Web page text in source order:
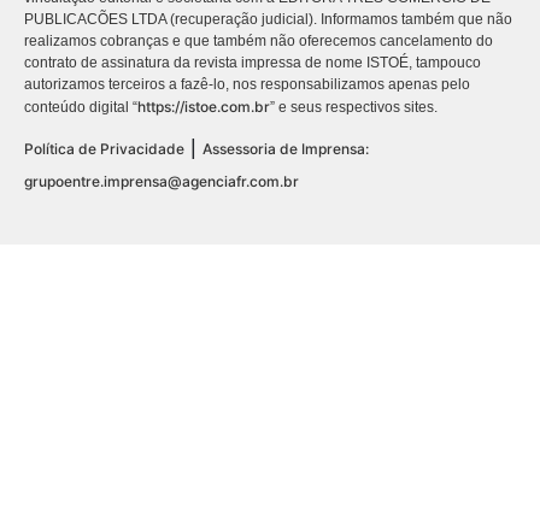
PUBLICACÕES LTDA (recuperação judicial). Informamos também que não
realizamos cobranças e que também não oferecemos cancelamento do
contrato de assinatura da revista impressa de nome ISTOÉ, tampouco
autorizamos terceiros a fazê-lo, nos responsabilizamos apenas pelo
conteúdo digital “https://istoe.com.br” e seus respectivos sites.
Política de Privacidade | Assessoria de Imprensa:
grupoentre.imprensa@agenciafr.com.br